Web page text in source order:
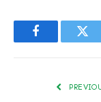
Facebook